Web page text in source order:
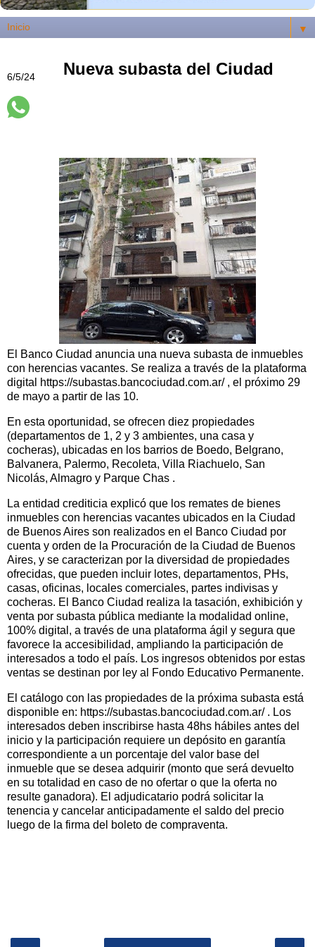
▼
6/5/24 Nueva subasta del Ciudad
El Banco Ciudad anuncia una nueva subasta de inmuebles
con herencias vacantes. Se realiza a través de la plataforma
digital https://subastas.bancociudad.com.ar/ , el próximo 29
de mayo a partir de las 10.
En esta oportunidad, se ofrecen diez propiedades
(departamentos de 1, 2 y 3 ambientes, una casa y
cocheras), ubicadas en los barrios de Boedo, Belgrano,
Balvanera, Palermo, Recoleta, Villa Riachuelo, San
Nicolás, Almagro y Parque Chas .
La entidad crediticia explicó que los remates de bienes
inmuebles con herencias vacantes ubicados en la Ciudad
de Buenos Aires son realizados en el Banco Ciudad por
cuenta y orden de la Procuración de la Ciudad de Buenos
Aires, y se caracterizan por la diversidad de propiedades
ofrecidas, que pueden incluir lotes, departamentos, PHs,
casas, oficinas, locales comerciales, partes indivisas y
cocheras. El Banco Ciudad realiza la tasación, exhibición y
venta por subasta pública mediante la modalidad online,
100% digital, a través de una plataforma ágil y segura que
favorece la accesibilidad, ampliando la participación de
interesados a todo el país. Los ingresos obtenidos por estas
ventas se destinan por ley al Fondo Educativo Permanente.
El catálogo con las propiedades de la próxima subasta está
disponible en: https://subastas.bancociudad.com.ar/ . Los
interesados deben inscribirse hasta 48hs hábiles antes del
inicio y la participación requiere un depósito en garantía
correspondiente a un porcentaje del valor base del
inmueble que se desea adquirir (monto que será devuelto
en su totalidad en caso de no ofertar o que la oferta no
resulte ganadora). El adjudicatario podrá solicitar la
tenencia y cancelar anticipadamente el saldo del precio
luego de la firma del boleto de compraventa.